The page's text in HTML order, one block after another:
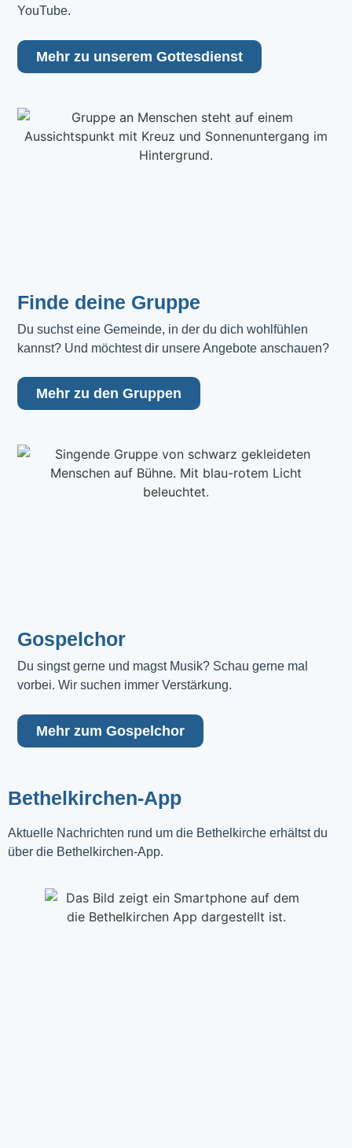
YouTube.
Mehr zu unserem Gottesdienst
Finde deine Gruppe
Du suchst eine Gemeinde, in der du dich wohlfühlen
kannst? Und möchtest dir unsere Angebote anschauen?
Mehr zu den Gruppen
Gospelchor
Du singst gerne und magst Musik? Schau gerne mal
vorbei. Wir suchen immer Verstärkung.
Mehr zum Gospelchor
Bethelkirchen-App
Aktuelle Nachrichten rund um die Bethelkirche erhältst du
über die Bethelkirchen-App.